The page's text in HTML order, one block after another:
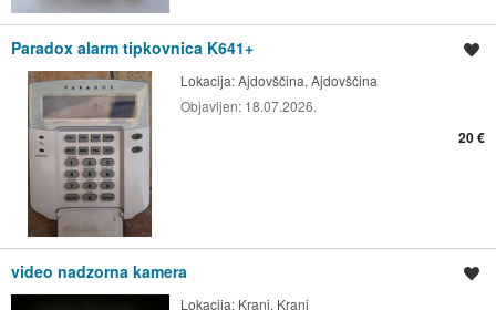
Paradox alarm tipkovnica K641+
Lokacija:Ajdovščina, Ajdovščina
Objavljen: 18.07.2026.
20 €
video nadzorna kamera
Lokacija: Kranj, Kranj